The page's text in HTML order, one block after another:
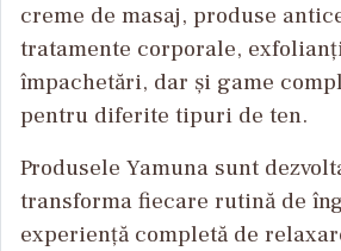
creme de masaj, produse
tratamente corporale,
împachetări, dar și game
pentru diferite tipuri de ten.
Produsele Yamuna sunt
transforma fiecare rutină de
experiență completă de